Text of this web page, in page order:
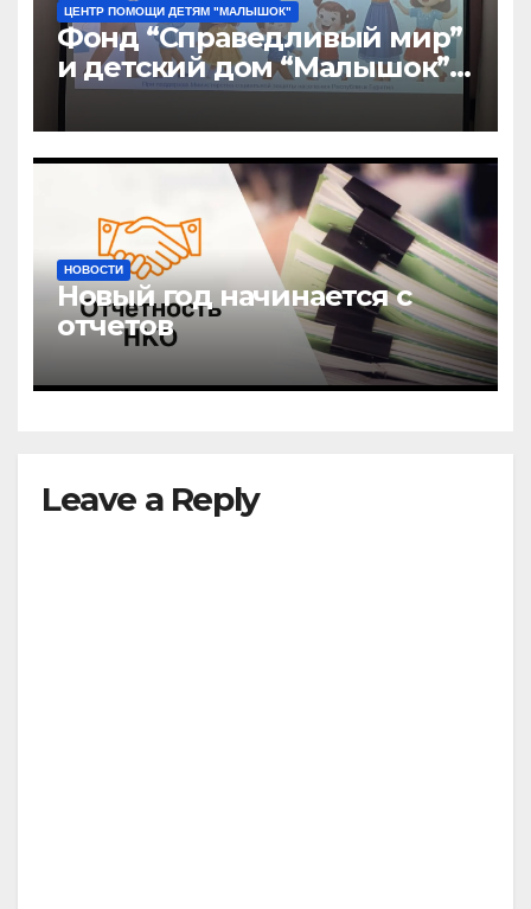
ЦЕНТР ПОМОЩИ ДЕТЯМ "МАЛЫШОК"
Фонд “Справедливый мир”
и детский дом “Малышок”
открыли центр новых
возможностей “УРАГШАА”
НОВОСТИ
Новый год начинается с
отчетов
Leave a Reply